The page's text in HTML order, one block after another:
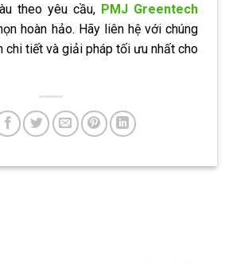
theo yêu cầu, PMJ Greentech
hoàn hảo. Hãy liên hệ với chúng
chi tiết và giải pháp tối ưu nhất cho